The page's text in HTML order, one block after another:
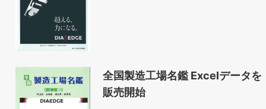
全国製造工場名鑑 Excelデータを
販売開始